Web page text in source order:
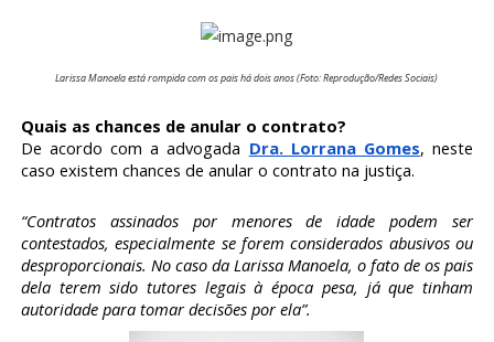
Larissa Manoela está rompida com os pais há dois anos (Foto: Reprodução/Redes Sociais)
Quais as chances de anular o contrato?
De acordo com a advogada Dra. Lorrana Gomes, neste
caso existem chances de anular o contrato na justiça.
“Contratos assinados por menores de idade podem ser
contestados, especialmente se forem considerados abusivos ou
desproporcionais. No caso da Larissa Manoela, o fato de os pais
dela terem sido tutores legais à época pesa, já que tinham
autoridade para tomar decisões por ela”.